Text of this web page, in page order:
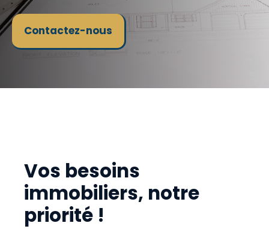
Contactez-nous
Vos besoins
immobiliers, notre
priorité !